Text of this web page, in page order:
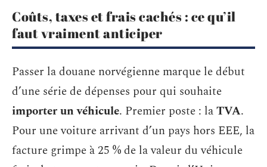
Coûts, taxes et frais cachés : ce qu’il
faut vraiment anticiper
Passer la douane norvégienne marque le début
d’une série de dépenses pour qui souhaite
importer un véhicule. Premier poste : laTVA.
Pour une voiture arrivant d’un pays hors EEE, la
facture grimpe à 25 % de la valeur du véhicule